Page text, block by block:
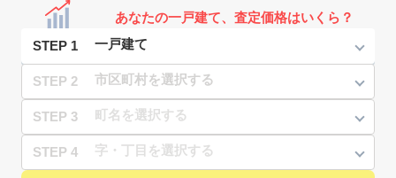
あなたの一戸建て、査定価格はいくら？
STEP 1
STEP 2
STEP 3
STEP 4